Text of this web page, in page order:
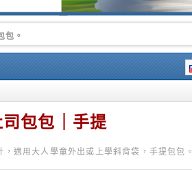
選擇
包包｜手提
，適用大人學童外出或上學斜背袋，手提包包。